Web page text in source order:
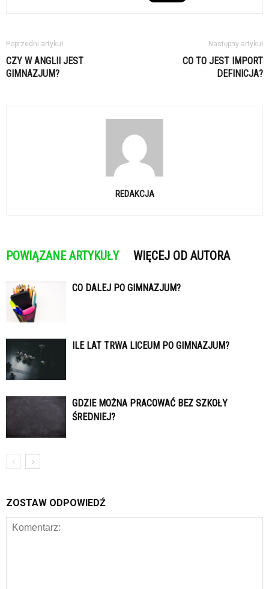
Poprzedni artykuł
CZY W ANGLII JEST
GIMNAZJUM?
Następny artykuł
CO TO JEST IMPORT
DEFINICJA?
REDAKCJA
POWIĄZANE ARTYKUŁY WIĘCEJ OD AUTORA
CO DALEJ PO GIMNAZJUM?
ILE LAT TRWA LICEUM PO GIMNAZJUM?
GDZIE MOŻNA PRACOWAĆ BEZ SZKOŁY
ŚREDNIEJ?
ZOSTAW ODPOWIEDŹ